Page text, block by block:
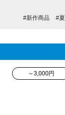
#新作商品 #
～3,000円